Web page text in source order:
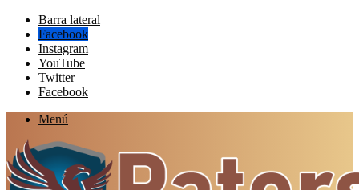
Barra lateral
Facebook
Instagram
YouTube
Twitter
Facebook
Menú